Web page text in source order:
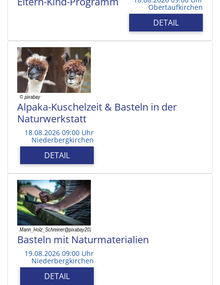
Obertaufkirchen
DETAIL
Alpaka-Kuschelzeit & Basteln in der
Naturwerkstatt
18.08.2026 09:00 Uhr
Niederbergkirchen
DETAIL
Basteln mit Naturmaterialien
19.08.2026 09:00 Uhr
Niederbergkirchen
DETAIL